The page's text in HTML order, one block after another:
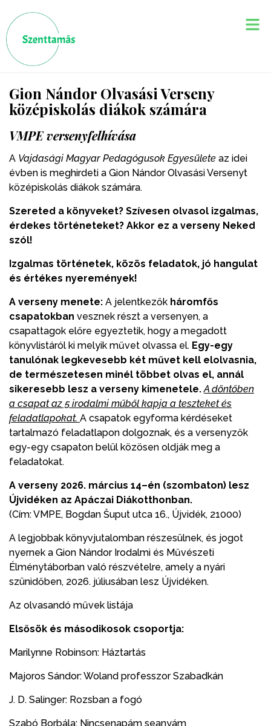
Gion Nándor Olvasási Verseny
középiskolás diákok számára
VMPE versenyfelhívása
A Vajdasági Magyar Pedagógusok Egyesülete az idei
évben is meghirdeti a Gion Nándor Olvasási Versenyt
középiskolás diákok számára.
Szereted a könyveket? Szívesen olvasol izgalmas,
érdekes történeteket? Akkor ez a verseny Neked
szól!
Izgalmas történetek, közös feladatok, jó hangulat
és értékes nyeremények!
A verseny menete: A jelentkezők háromfős
csapatokban vesznek részt a versenyen, a
csapattagok előre egyeztetik, hogy a megadott
könyvlistáról ki melyik művet olvassa el. Egy-egy
tanulónak legkevesebb két művet kell elolvasnia,
de természetesen minél többet olvas el, annál
sikeresebb lesz a verseny kimenetele. A döntőben
a csapat az 5 irodalmi műből kapja a teszteket és
feladatlapokat. A csapatok egyforma kérdéseket
tartalmazó feladatlapon dolgoznak, és a versenyzők
egy-egy csapaton belül közösen oldják meg a
feladatokat.
A verseny 2026. március 14–én (szombaton) lesz
Újvidéken az Apáczai Diákotthonban.
(Cím: VMPE, Bogdan Šuput utca 16., Újvidék, 21000)
A legjobbak könyvjutalomban részesülnek, és jogot
nyernek a Gion Nándor Irodalmi és Művészeti
Élménytáborban való részvételre, amely a nyári
szünidőben, 2026. júliusában lesz Újvidéken.
Az olvasandó művek listája
Elsősök és másodikosok csoportja:
Marilynne Robinson: Háztartás
Majoros Sándor: Woland professzor Szabadkán
J. D. Salinger: Rozsban a fogó
Szabó Borbála: Nincsenapám seanyám